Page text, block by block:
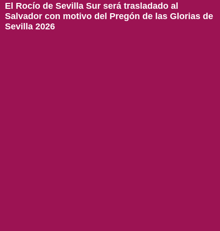
El Rocío de Sevilla Sur será trasladado al
Salvador con motivo del Pregón de las Glorias de
Sevilla 2026